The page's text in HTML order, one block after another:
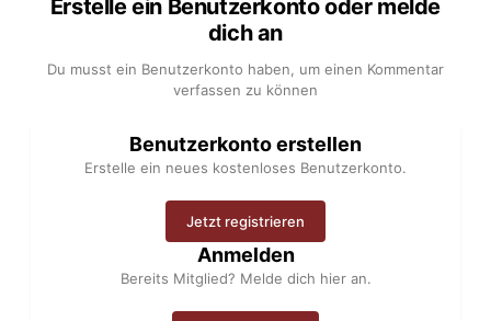
Erstelle ein Benutzerkonto oder melde
dich an
Du musst ein Benutzerkonto haben, um einen Kommentar
verfassen zu können
Benutzerkonto erstellen
Erstelle ein neues kostenloses Benutzerkonto.
Jetzt registrieren
Anmelden
Bereits Mitglied? Melde dich hier an.